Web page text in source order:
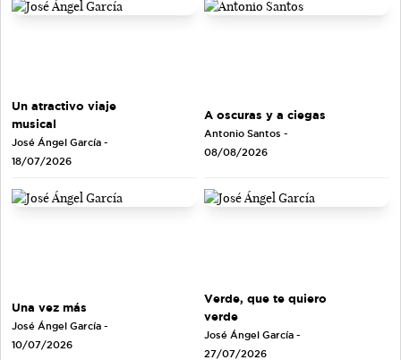
Un atractivo viaje
musical
José Ángel García -
18/07/2026
A oscuras y a ciegas
Antonio Santos -
08/08/2026
Una vez más
José Ángel García -
10/07/2026
Verde, que te quiero
verde
José Ángel García -
27/07/2026